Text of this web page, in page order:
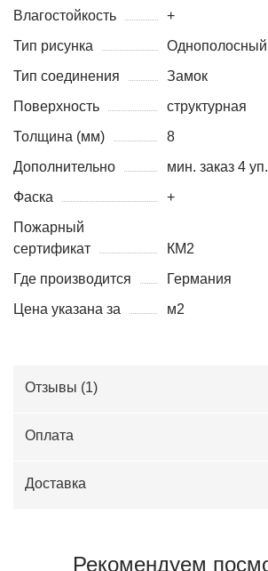
Влагостойкость
+
Тип рисунка
Однополосный
Тип соединения
Замок
Поверхность
структурная
Толщина (мм)
8
Дополнительно
мин. заказ 4 уп.
Фаска
+
Пожарный
сертификат
КМ2
Где производится
Германия
Цена указана за
м2
Отзывы (1)
Оплата
Доставка
Рекомендуем